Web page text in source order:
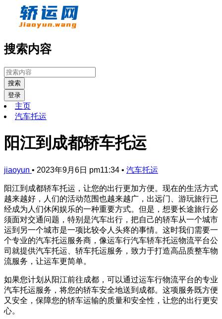
搜索内容
搜索
登录
主页
汽车托运
阳江到成都轿车托运
jiaoyun • 2023年9月6日 pm11:34 • 汽车托运
阳江到成都轿车托运，让您的出行更加方便。现在的生活方式
越来越好，人们的活动范围也越来越广，出远门、游玩旅行已
经成为人们休闲娱乐的一种重要方式。但是，想要长途旅行必
须面对交通问题，特别是汽车出行，把自己的轿车从一个城市
运到另一个城市是一项比较令人头疼的事情。这时我们需要一
个专业的汽车托运服务商，像运车行汽车轿车托运物流平台公
司就提供汽车托运、轿车托运服务，致力于打造高品质整车物
流服务，让运车更简单。
如果您计划从阳江前往成都，可以通过运车行物流平台的专业
汽车托运服务，将您的轿车安全地送到成都。这项服务既方便
又安全，保障您的轿车运输的质量和安全性，让您的出行更安
心。